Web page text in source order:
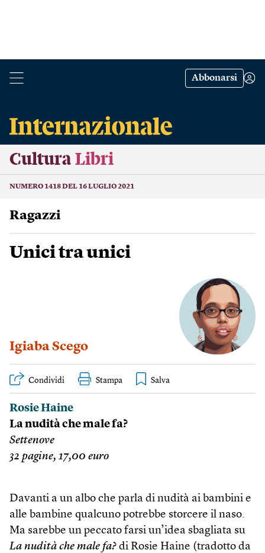
Abbonarsi
Cultura Libri
NUMERO 1418 DEL 16 LUGLIO 2021
Ragazzi
Unici tra unici
Igiaba Scego
Condividi Stampa
Rosie Haine
La nudità che male fa?
Settenove
32 pagine, 17,00 euro
Davanti a un albo che parla di nudità ai bambini e
alle bambine qualcuno potrebbe storcere il naso.
Ma sarebbe un peccato farsi un’idea sbagliata su
La nudità che male fa? di Rosie Haine (tradotto da